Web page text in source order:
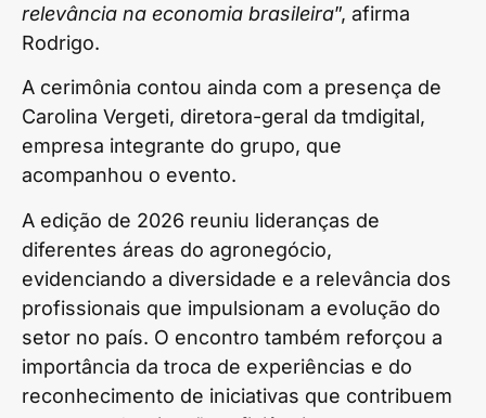
relevância na economia brasileira”, afirma
Rodrigo.
A cerimônia contou ainda com a presença de
Carolina Vergeti, diretora-geral da tmdigital,
empresa integrante do grupo, que
acompanhou o evento.
A edição de 2026 reuniu lideranças de
diferentes áreas do agronegócio,
evidenciando a diversidade e a relevância dos
profissionais que impulsionam a evolução do
setor no país. O encontro também reforçou a
importância da troca de experiências e do
reconhecimento de iniciativas que contribuem